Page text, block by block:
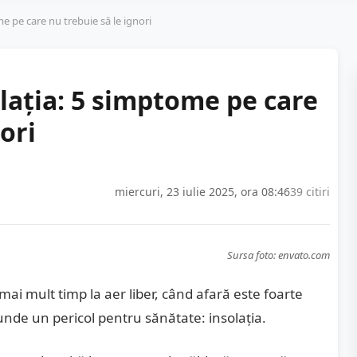
pe care nu trebuie să le ignori
5 simptome pe care
miercuri, 23 iulie 2025, ora 08:4639 citiri
Sursa foto: envato.com
mult timp la aer liber, când afară este foarte
un pericol pentru sănătate: insolația.